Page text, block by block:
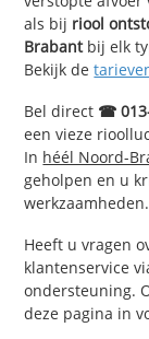
als bij riool
Brabantbij elk
Bekijk de
Bel direct ☎
een vieze
In héél Noord-
geholpen en u
werkzaamheden.
Heeft u vragen
klantenservice
ondersteuning.
deze pagina in